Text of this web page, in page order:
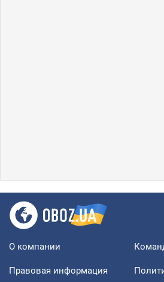
О компании
Правовая информация